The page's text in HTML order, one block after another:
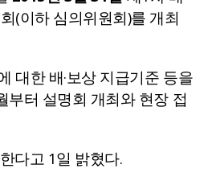
(이하 심의위원회)를 개최
대한 배·보상 지급기준 등을
부터 설명회 개최와 현장 접
다고 1일 밝혔다.